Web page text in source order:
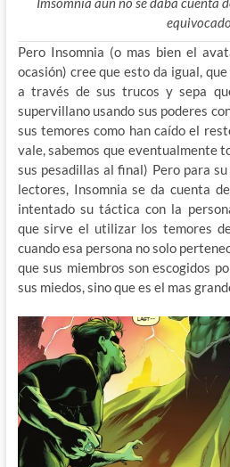
equivocado
Pero Insomnia (o mas bien el
ocasión) cree que esto da igual,
a través de sus trucos y sepa
supervillano usando sus poderes
sus temores como han caído el
vale, sabemos que eventualmente
sus pesadillas al final) Pero para
lectores, Insomnia se da cuenta
intentado su táctica con la
que sirve el utilizar los temores
cuando esa persona no solo
que sus miembros son escogidos
sus miedos, sino que es el mas